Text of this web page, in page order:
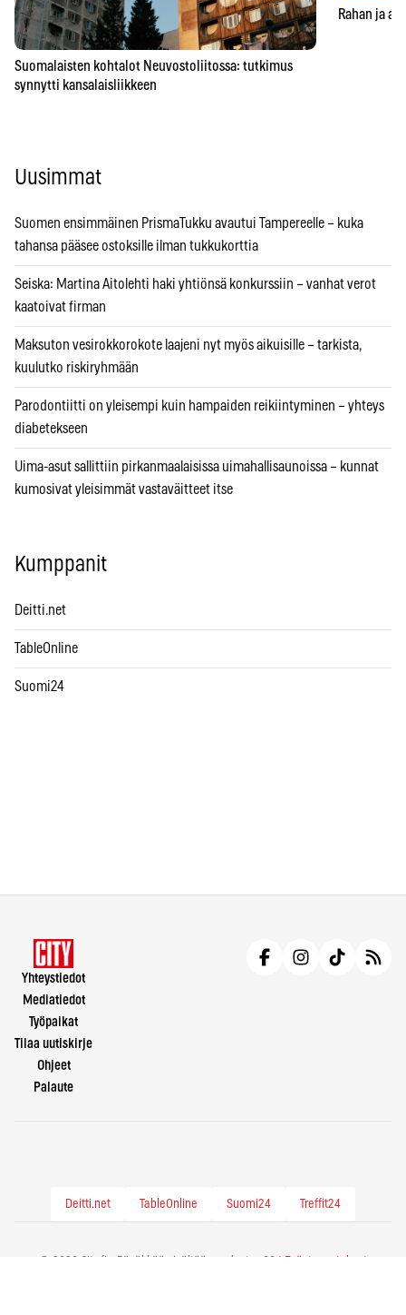
Suomalaisten kohtalot Neuvostoliitossa: tutkimus
synnytti kansalaisliikkeen
Rahan ja
Uusimmat
Suomen ensimmäinen PrismaTukku avautui Tampereelle – kuka
tahansa pääsee ostoksille ilman tukkukorttia
Seiska: Martina Aitolehti haki yhtiönsä konkurssiin – vanhat verot
kaatoivat firman
Maksuton vesirokkorokote laajeni nyt myös aikuisille – tarkista,
kuulutko riskiryhmään
Parodontiitti on yleisempi kuin hampaiden reikiintyminen – yhteys
diabetekseen
Uima-asut sallittiin pirkanmaalaisissa uimahallisaunoissa – kunnat
kumosivat yleisimmät vastaväitteet itse
Kumppanit
Deitti.net
TableOnline
Suomi24
Yhteystiedot
Mediatiedot
Työpaikat
Tilaa uutiskirje
Ohjeet
Palaute
Deitti.net TableOnline Suomi24 Treffit24